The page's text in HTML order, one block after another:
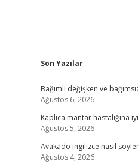
Sidebar
Son Yazılar
Bağımlı değişken ve
Ağustos 6, 2026
Kaplıca mantar hastalığına
Ağustos 5, 2026
Avakado ingilizce nasıl
Ağustos 4, 2026